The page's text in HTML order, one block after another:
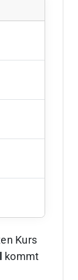
Kurs
kommt